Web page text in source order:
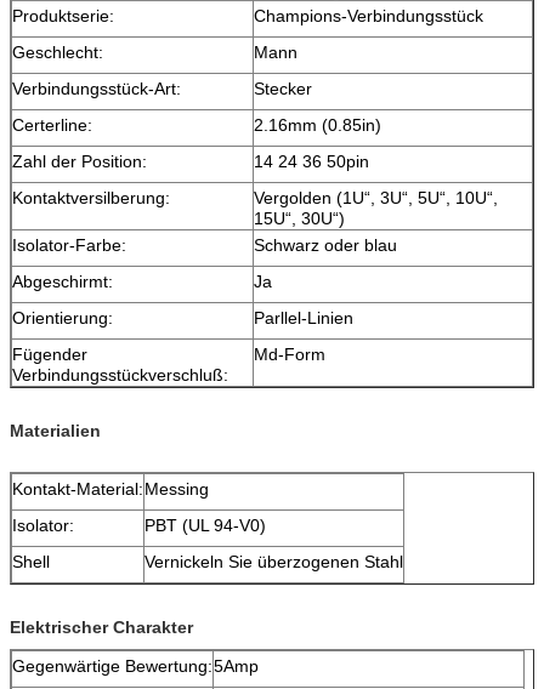
Produktserie:
Champions-Verbindungsstück
Geschlecht:
Mann
Verbindungsstück-Art:
Stecker
Certerline:
2.16mm (0.85in)
Zahl der Position:
14 24 36 50pin
Kontaktversilberung:
Vergolden (1U“, 3U“, 5U“, 10U“,
15U“, 30U“)
Isolator-Farbe:
Schwarz oder blau
Abgeschirmt:
Ja
Orientierung:
Parllel-Linien
Fügender
Verbindungsstückverschluß:
Md-Form
Materialien
Kontakt-Material:Messing
Isolator:
PBT (UL 94-V0)
Shell
Vernickeln Sie überzogenen Stahl
Elektrischer Charakter
Gegenwärtige Bewertung:5Amp